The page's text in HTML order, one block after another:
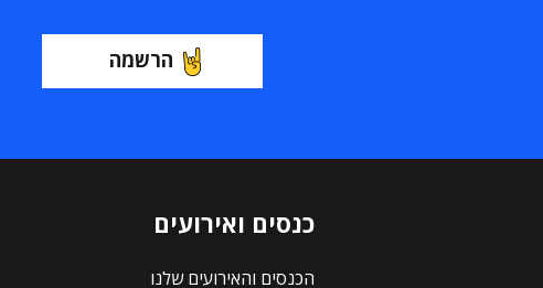
הרשמה
כנסים ואירועים
הכנסים והאירועים שלנו